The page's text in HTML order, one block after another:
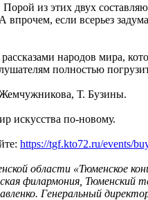
из этих двух
если всерьез
народов мира,
полностью
Т. Бузины.
искусства по-новому.
https://tgf.kto72.ru/events/
области «Тюменское
филармония,
Генеральный